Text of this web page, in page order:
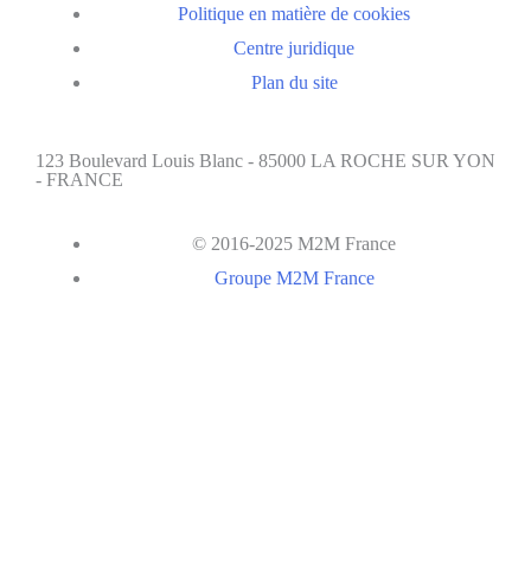
Politique en matière de cookies
Centre juridique
Plan du site
123 Boulevard Louis Blanc - 85000 LA ROCHE SUR YON
- FRANCE
© 2016-2025 M2M France
Groupe M2M France